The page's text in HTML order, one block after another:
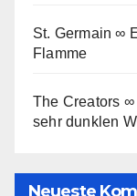
St. Germain ∞
Flamme
The Creators
sehr dunklen
Neueste